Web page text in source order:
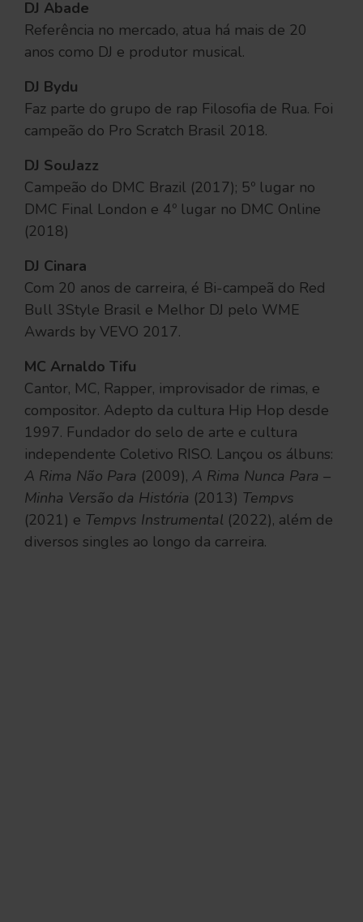
DJ Abade
Referência no mercado, atua há mais de 20
anos como DJ e produtor musical.
DJ Bydu
Faz parte do grupo de rap Filosofia de Rua. Foi
campeão do Pro Scratch Brasil 2018.
DJ SouJazz
Campeão do DMC Brazil (2017); 5º lugar no
DMC Final London e 4º lugar no DMC Online
(2018)
DJ Cinara
Com 20 anos de carreira, é Bi-campeã do Red
Bull 3Style Brasil e Melhor DJ pelo WME
Awards by VEVO 2017.
MC Arnaldo Tifu
Cantor, MC, Rapper, improvisador de rimas, e
compositor. Adepto da cultura Hip Hop desde
1997. Fundador do selo de arte e cultura
independente Coletivo RISO. Lançou os álbuns:
A Rima Não Para (2009), A Rima Nunca Para –
Minha Versão da História (2013) Tempvs
(2021) e Tempvs Instrumental (2022), além de
diversos singles ao longo da carreira.